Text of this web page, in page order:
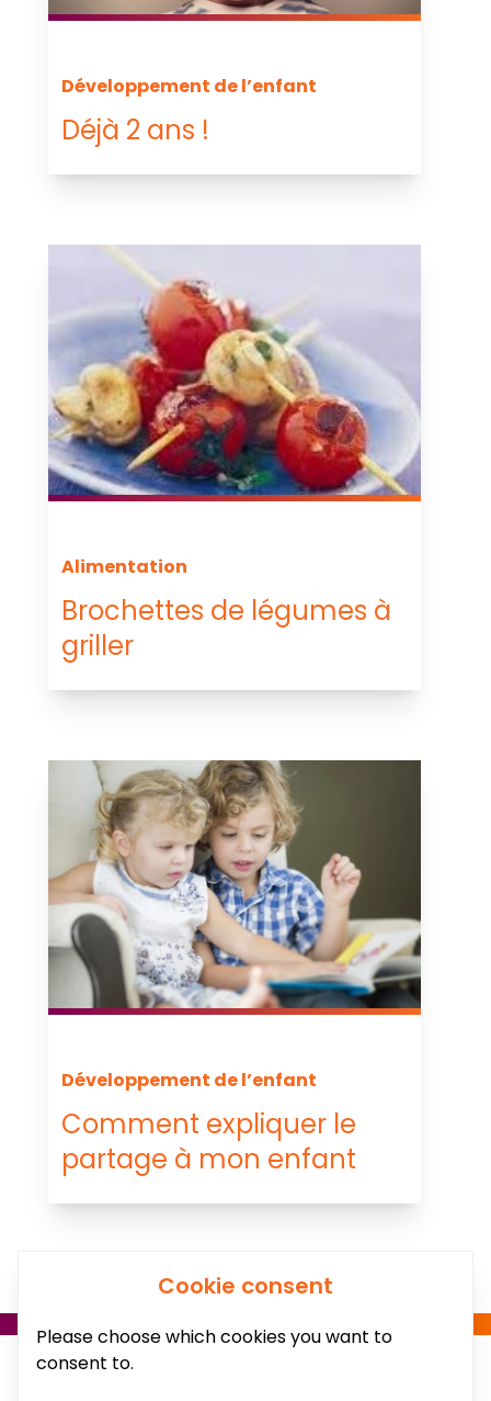
Développement de l’enfant
Déjà 2 ans !
Alimentation
Brochettes de légumes à
griller
Développement de l’enfant
Comment expliquer le
partage à mon enfant
Cookie consent
Please choose which cookies you want to
consent to.